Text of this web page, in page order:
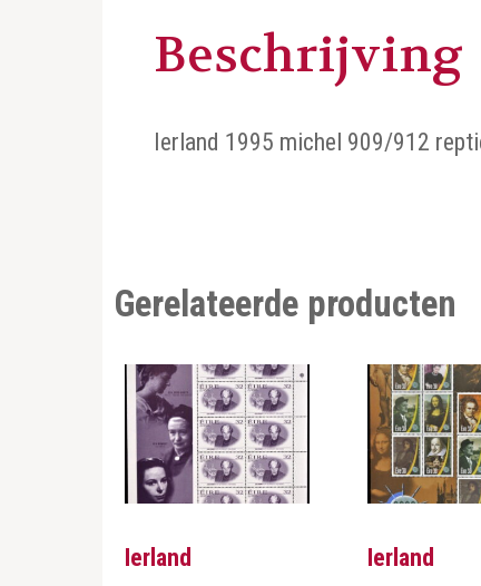
Beschrijving
Ierland 1995 michel 909/912
Gerelateerde producten
Ierland
Ierland